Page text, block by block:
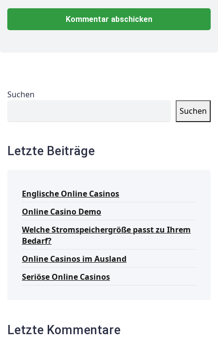
Suchen
Suchen
Letzte Beiträge
Englische Online Casinos
Online Casino Demo
Welche Stromspeichergröße passt zu Ihrem
Bedarf?
Online Casinos im Ausland
Seriöse Online Casinos
Letzte Kommentare